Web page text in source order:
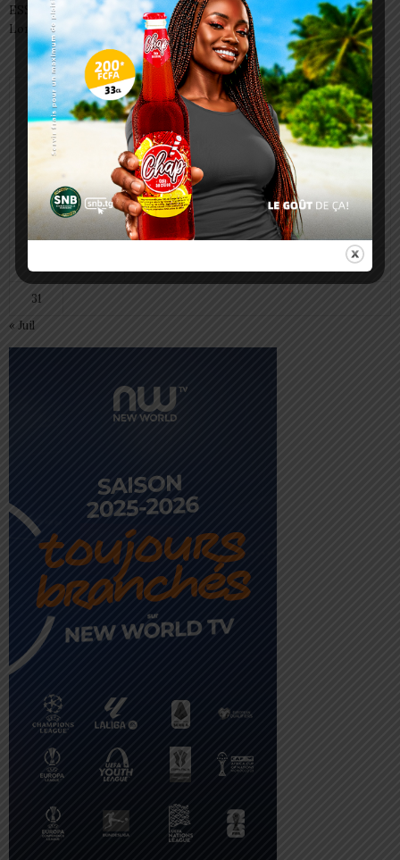
ESSAL 2026 : les admissibles convoqués pour la visite médicale à
Lomé
août 2026
M M J V S D
1 2
5
10 11 12 13 14 15 16
17 18 19 21 22 23
30
31
« Juil